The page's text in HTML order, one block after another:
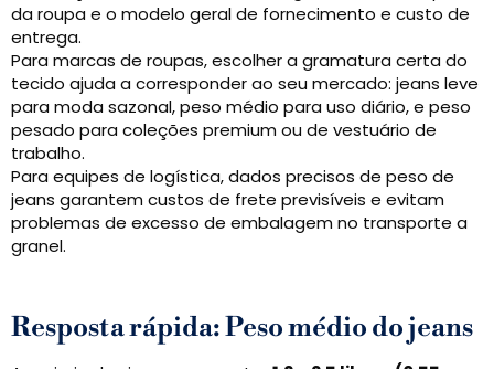
da roupa e o modelo geral de fornecimento e custo de
entrega.
Para marcas de roupas, escolher a gramatura certa do
tecido ajuda a corresponder ao seu mercado: jeans leve
para moda sazonal, peso médio para uso diário, e peso
pesado para coleções premium ou de vestuário de
trabalho.
Para equipes de logística, dados precisos de peso de
jeans garantem custos de frete previsíveis e evitam
problemas de excesso de embalagem no transporte a
granel.
Resposta rápida: Peso médio do jeans